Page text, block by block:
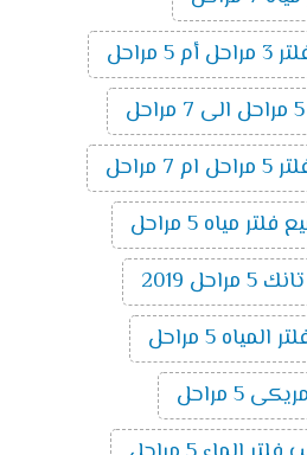
مراحل
مياه 5 مراحل
2019
5 مراحل
5 مراحل